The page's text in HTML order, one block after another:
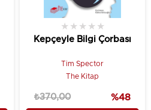
Kepçeyle Bilgi Çorbası
★ ★ ★ ★ ★
Tim Spector
The Kitap
₺370,00 %48